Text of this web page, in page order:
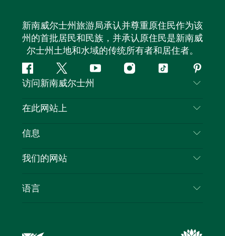
新南威尔士州旅游局承认并尊重原住民作为该
州的首批居民和民族，并承认原住民是新南威
尔士州土地和水域的传统所有者和居住者。
Facebook叽
叽
喳
YouTubeInstagram
抖
访问新南威尔士州
联系我们
隐私
Cookie 通知
在此网站上
目的地
新南威尔士州公路旅行
活动
信息
旅行信息
新南威尔士州的商业
我们的网站
语言